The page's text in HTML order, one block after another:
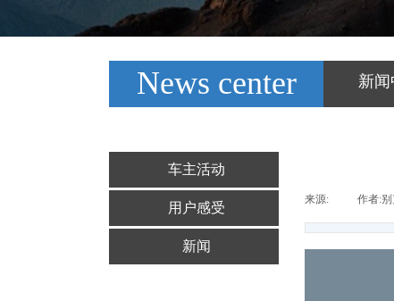
News center 新
来源: 作者:
车主活动
用户感受
新闻